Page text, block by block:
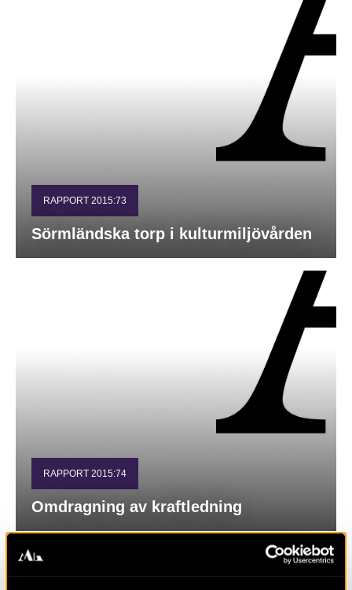
RAPPORT 2015:73
Sörmländska torp i kulturmiljövården
RAPPORT 2015:74
Omdragning av kraftledning